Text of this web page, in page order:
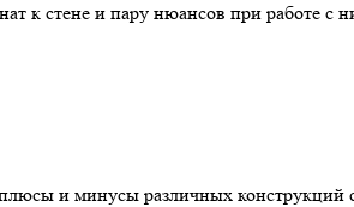
к стене и пару нюансов при работе с
и минусы различных